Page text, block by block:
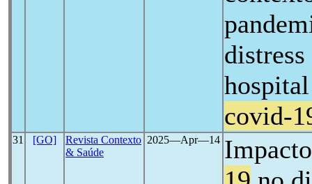
covid-
31 [GO]
Revista Contexto
& Saúde
2025―Apr―14